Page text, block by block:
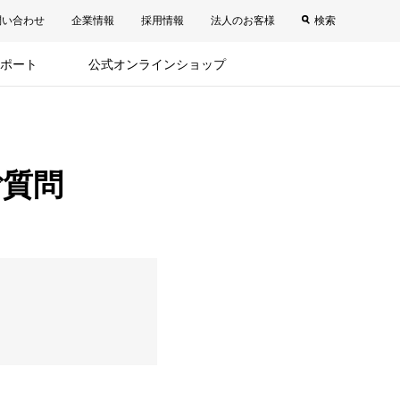
合わせ 企業情報 採用情報 法人のお客様 検索
ート 公式オンラインショップ
問